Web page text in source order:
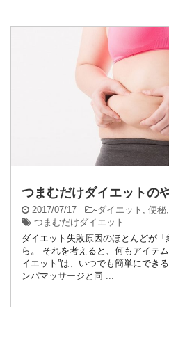
つまむだけダイエットの
2017/07/17 -ダイエット 便秘
つまむだけダイエット
ダイエット失敗原因のほとんどが
ら。 それを考えると、何もアイテ
イエット”は、いつでも簡単にでき
ンパマッサージと同 ...